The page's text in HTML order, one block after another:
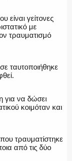
είναι γείτονες
με
τραυματισμό
ταυτοποιήθηκε
για να δώσει
κοιμόταν και
τραυματίστηκε
από τις δύο